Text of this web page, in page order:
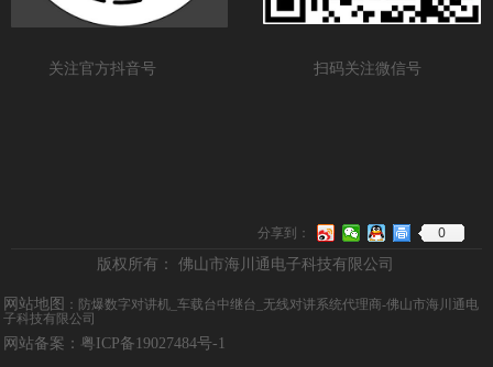
关注官方抖音号 扫码关注微信号
分享到： 0
网站地图 ： 防爆数字对讲机_车载台中继台_无线对讲系统代理商-佛山市海川通电
子科技有限公司
版权所有： 佛山市海川通电子科技有限公司
网站备案：粤ICP备19027484号-1